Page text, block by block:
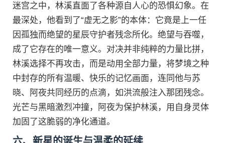
迷宫之中，林溪直面了各种源自人心的恐惧幻象。在
最深处，他看到了“虚无之影”的本体：它竟是上一任
因孤独而绝望的星辰守护者残念所化。绝望与吞噬，
成了它存在的唯一意义。对决并非纯粹的力量比拼，
林溪选择不再攻击，而是动用全部力量，将梦境之种
中封存的所有温暖、快乐的记忆画面，连同他与苏
晓、阿夜共同经历的点滴，如洪流般注入那团残念。
光芒与黑暗激烈冲撞，阿夜为保护林溪，用自身灵体
加固了这脆弱的净化通道。
六、新星的诞生与温柔的延续